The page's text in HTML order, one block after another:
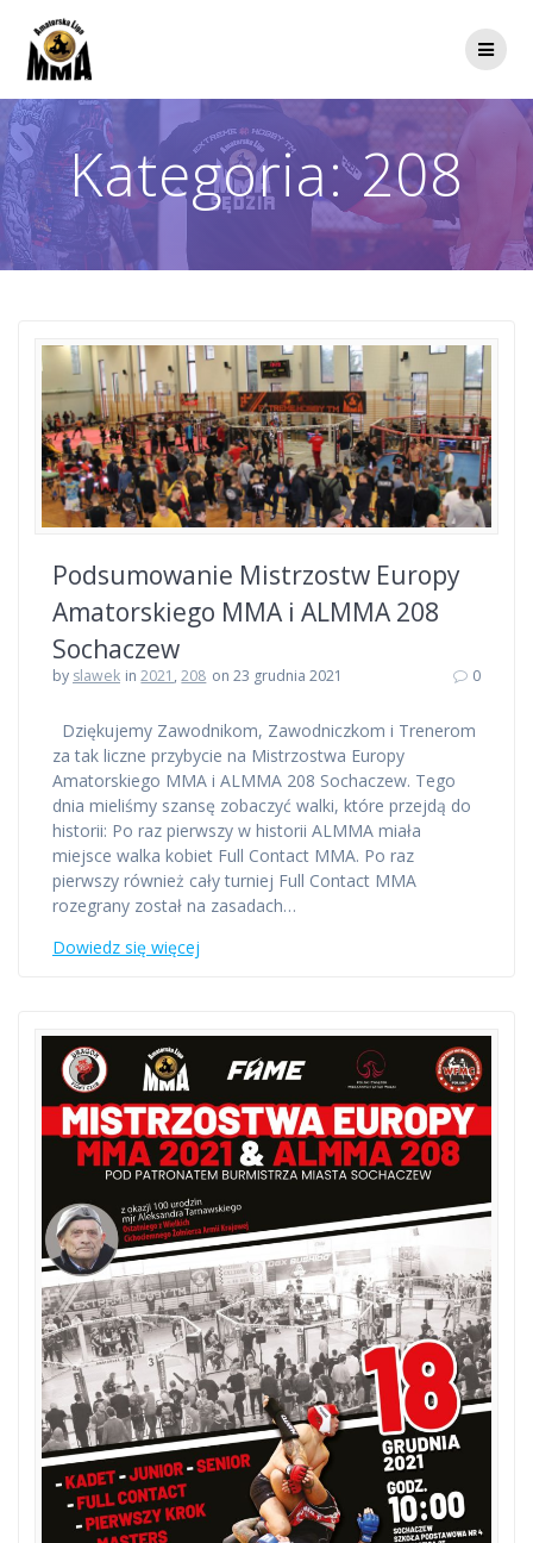
Kategoria:208
Podsumowanie Mistrzostw Europy
Amatorskiego MMA i ALMMA 208
Sochaczew
by slawek in2021 ,208 on 23 grudnia 2021 0
Dziękujemy Zawodnikom, Zawodniczkom i Trenerom
za tak liczne przybycie na Mistrzostwa Europy
Amatorskiego MMA i ALMMA 208 Sochaczew. Tego
dnia mieliśmy szansę zobaczyć walki, które przejdą do
historii: Po raz pierwszy w historii ALMMA miała
miejsce walka kobiet Full Contact MMA. Po raz
pierwszy również cały turniej Full Contact MMA
rozegrany został na zasadach…
Dowiedz się więcej